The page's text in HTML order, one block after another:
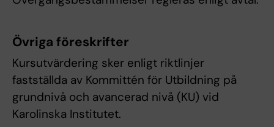
Övriga föreskrifter
Kursutvärdering sker enligt riktlinjer
fastställda av Kommittén för Utbildning på
grundnivå och avancerad nivå (KU) vid
Karolinska Institutet.